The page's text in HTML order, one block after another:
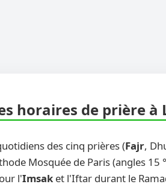
horaires de prière à
des cinq prières (Fajr,
Mosquée de Paris (angles
l'Imsak et l'Iftar durant le